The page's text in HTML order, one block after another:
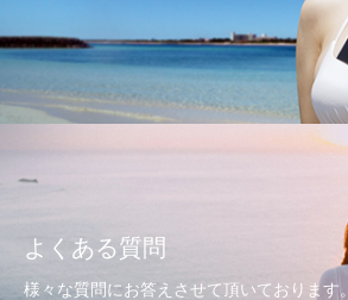
よくある質問
様々な質問にお答えさせて頂いております。